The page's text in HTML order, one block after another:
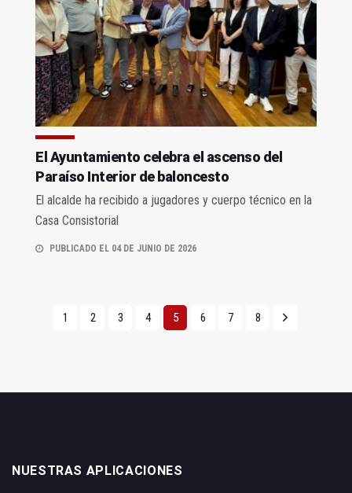
El Ayuntamiento celebra el ascenso del
Paraíso Interior de baloncesto
El alcalde ha recibido a jugadores y cuerpo técnico en la
Casa Consistorial
PUBLICADO EL 04 DE JUNIO DE 2026
1 2 3 4 5 6 7 8
NUESTRAS APLICACIONES